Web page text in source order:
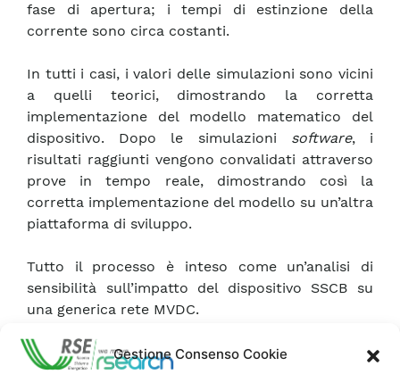
Gestione Consenso Cookie
fase di apertura; i tempi di estinzione della
corrente sono circa costanti.
In tutti i casi, i valori delle simulazioni sono vicini
a quelli teorici, dimostrando la corretta
implementazione del modello matematico del
dispositivo. Dopo le simulazioni software, i
risultati raggiunti vengono convalidati attraverso
prove in tempo reale, dimostrando così la
corretta implementazione del modello su un’altra
piattaforma di sviluppo.
Tutto il processo è inteso come un’analisi di
sensibilità sull’impatto del dispositivo SSCB su
una generica rete MVDC.